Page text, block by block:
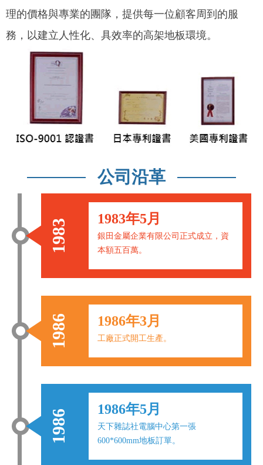
理的價格與專業的團隊，提供每一位顧客周到的服
務，以建立人性化、具效率的高架地板環境。
公司沿革
1983 1983年5月
銀田金屬企業有限公司正式成立，資
本額五百萬。
1986 1986年3月
工廠正式開工生產。
1986 1986年5月
天下雜誌社電腦中心第一張
600*600mm地板訂單。